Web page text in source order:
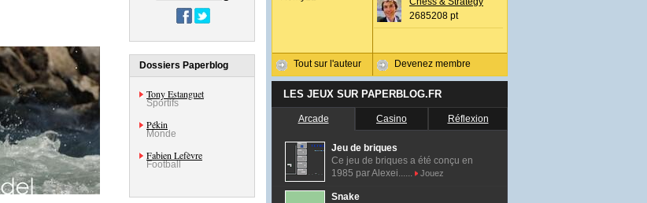
Dossiers Paperblog
Tony Estanguet
Sportifs
Pékin
Monde
Fabien Lefèvre
Football
Tout sur l'auteur
2685208 pt
Devenez membre
LES JEUX SUR PAPERBLOG.FR
Arcade Casino Réflexion
Jeu de briques
Ce jeu de briques a été conçu en
1985 par Alexei......
Jouez
Snake